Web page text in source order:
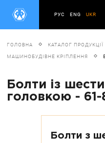
РУС ENG UKR
ГОЛОВНА КАТАЛОГ ПРОДУКЦІЇ
МАШИНОБУДІВНЕ КРІПЛЕННЯ
Болти із
головкою -
Болти з